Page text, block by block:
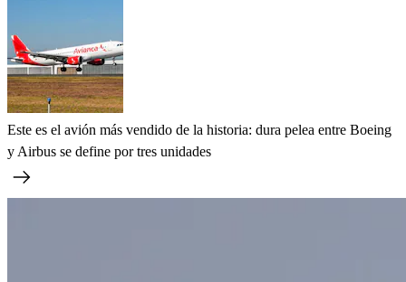
Este es el avión más vendido de la historia: dura pelea entre Boeing
y Airbus se define por tres unidades